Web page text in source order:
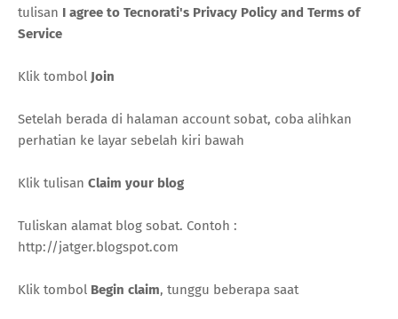
tulisan I agree to Tecnorati's Privacy Policy and Terms of
Service
Klik tombol Join
Setelah berada di halaman account sobat, coba alihkan
perhatian ke layar sebelah kiri bawah
Klik tulisan Claim your blog
Tuliskan alamat blog sobat. Contoh :
http://jatger.blogspot.com
Klik tombol Begin claim, tunggu beberapa saat